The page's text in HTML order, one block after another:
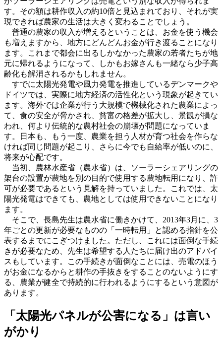
す。その額は耕作収入の約10倍と見込まれており、それが実
現できれば農家の生活は大きく変わることでしょう。
普通の農家の収入が増えるということは、お金を使う機会
も増えますから、地方にどんどんお金が行き渡ることになり
ます。これまで都会に出るしかなかった農家の若者たちが地
元に帰れるようになって、しかもお嫁さんも一緒なら少子高
齢化も解消されるかもしれません。
すでに太陽光発電や風力発電を推進しているデンマークや
ドイツでは、実際に地方経済の活性化という現象が起きてい
ます。海外では企業が行う大規模で機械化された農業によっ
て、食の安全が脅かされ、貧富の格差が拡大し、景観が損な
われ、何より伝統的な農村社会の崩壊が問題になっていま
す。日本も、もう一度、農業を担う人材が育つ社会を作らな
ければ同じ問題が起こり、さらに今でも自給率が低いのに、
将来が心配です。
当初、農林水産省（農水省）は、ソーラーシェアリングの
架台の設置が農地を別の目的で使用する農地転用になり、許
可が必要であるという見解を持っていました。これでは、太
陽光発電はできても、農地としては使用できないことになり
ます。
そこで、長島先生は農水省に働きかけて、2013年3月に、3
年ごとの更新が必要なものの「一時転用」と認める指針を公
表するまでにこぎつけました。ただし、これには面倒な手続
きが必要なため、先生は希望する人たちに届け出のアドバイ
スもしています。この手続きが面倒なことには、売電のほう
がお金になるからと耕作の手抜きをすることのないようにす
る、農業が健全で持続的に行われるようにするという意図が
あります。
「太陽光パネルが公害になる」は言い
がかり